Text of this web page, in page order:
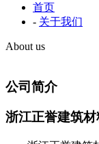
首页
- 关于我们
About us
公司简介
浙江正誉建筑材